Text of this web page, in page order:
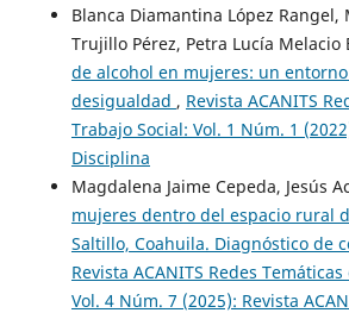
Blanca Diamantina López Rangel,
Trujillo Pérez, Petra Lucía Melacio
de alcohol en mujeres: un
desigualdad , Revista ACANITS
Trabajo Social: Vol. 1 Núm. 1
Disciplina
Magdalena Jaime Cepeda, Jesús
mujeres dentro del espacio rural
Saltillo, Coahuila. Diagnóstico de
Revista ACANITS Redes
Vol. 4 Núm. 7 (2025): Revista